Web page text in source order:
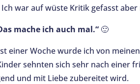
war auf wüste Kritik gefasst
mache ich auch mal.“ 🙂
einer Woche wurde ich von
sehnten sich sehr nach einer
und mit Liebe zubereitet wird.